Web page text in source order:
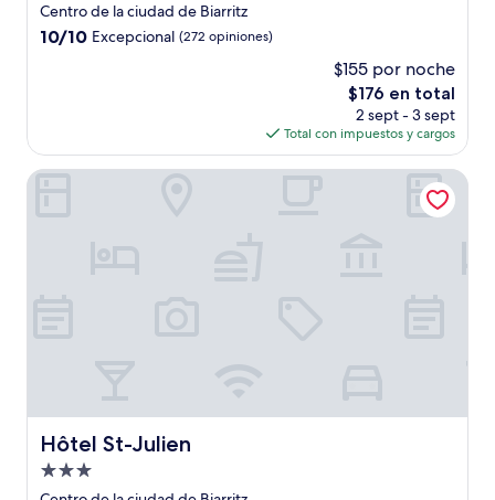
de
3.0
Centro de la ciudad de Biarritz
10.0
10/10 Excepcional (272 opiniones)
$155 por noche
El
precio
actual
es
de
$176 en total
2 sept - 3 sept
Total con impuestos y cargos
Hôtel St-Julien
Hôtel St-Julien
Propiedad
de
Hôtel St-Julien